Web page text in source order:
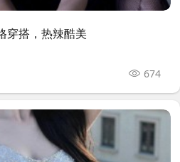
穿搭，热辣酷美
674